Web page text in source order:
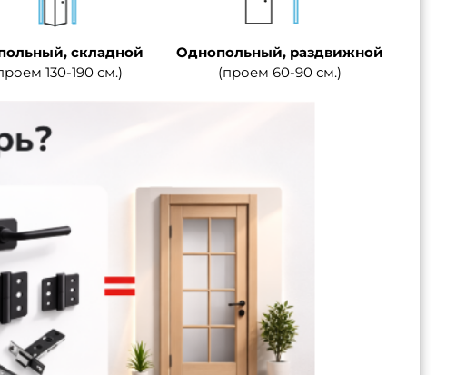
складной
130-190 см.)
Однопольный, раздвижной
(проем 60-90 см.)